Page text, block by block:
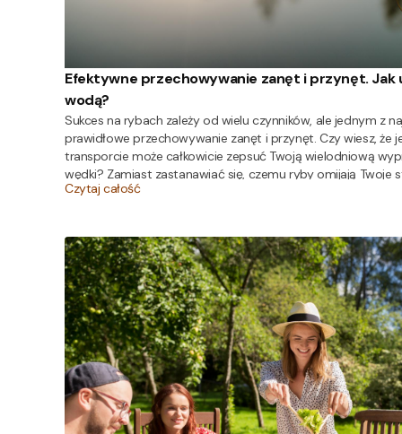
Efektywne przechowywanie zanęt i przynęt.
wodą?
Sukces na rybach zależy od wielu czynników, ale jednym z
prawidłowe przechowywanie zanęt i przynęt. Czy wiesz, że
transporcie może całkowicie zepsuć Twoją wielodniową
wędki? Zamiast zastanawiać się, czemu ryby omijają Twoje
profesjonalnie zabezpieczyć swoje zapasy. Przeczytaj
Czytaj całość